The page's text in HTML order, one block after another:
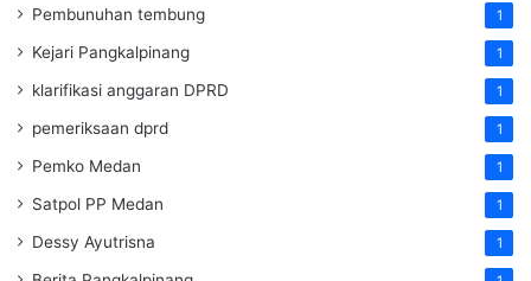
Pembunuhan tembung 1
Kejari Pangkalpinang 1
klarifikasi anggaran DPRD 1
pemeriksaan dprd 1
Pemko Medan 1
Satpol PP Medan 1
Dessy Ayutrisna 1